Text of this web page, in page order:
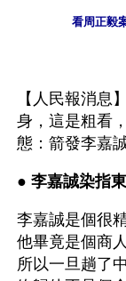
看周正毅
【人民報消息
身，這是粗看
態：箭發李嘉
● 李嘉誠染指
李嘉誠是個很
他畢竟是個商
所以一旦趟了